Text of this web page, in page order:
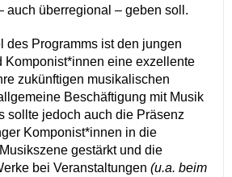
auch überregional – geben soll.
des Programms ist den jungen
Komponist*innen eine exzellente
zukünftigen musikalischen
Beschäftigung mit Musik
sollte jedoch auch die Präsenz
Komponist*innen in die
gestärkt und die
bei Veranstaltungen (u.a. beim